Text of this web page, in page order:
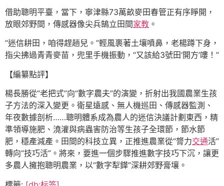
借助聰明平臺，當下，寧津縣73萬畝麥田春管正有序睜開，
放眼郊野間，傳感器像尖兵鵠立田間家教 。
“迷信耕田，咱得趕趟兒。”輕風裹著土壤噴鼻，老楊蹲下身，
指尖拂過青青麥苗，兜里手機振動，“又該給3號田‘開方’嘍！”
【編纂點評】
楊長勝從“老把式”向“數字農夫”的演變，折射出我國農業生孩
子方法的深入變更。衛星遠感、無人機巡田、傳感器監測、
年夜數據剖析……聰明體系成為農人的迷信決議計劃東西，精
準領導施肥、澆灌與病蟲害防治等生孩子全環節，節水節
肥，穩產減產。田間的科技立異，正推進農業從“膂力交通活”
轉向“技巧活”。將來，要進一個步驟推進數字技巧下沉，讓更
多農人擁抱聰明農業，以“數字犁鏵”深耕郊野膏壤。